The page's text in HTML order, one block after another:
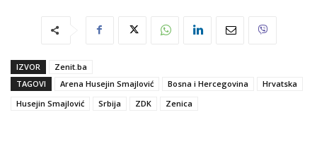
IZVOR
Zenit.ba
TAGOVI
Arena Husejin Smajlović Bosna i Hercegovina
Hrvatska
Husejin Smajlović
Srbija ZDK Zenica